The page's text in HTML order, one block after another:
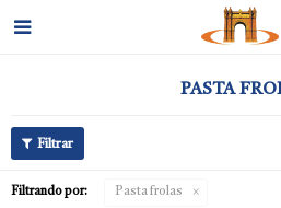

PASTA
Filtrando por: Pasta frolas